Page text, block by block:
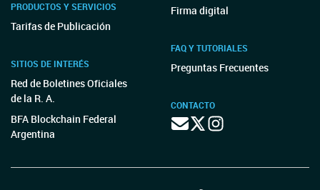
PRODUCTOS Y SERVICIOS
Tarifas de Publicación
SITIOS DE INTERÉS
Red de Boletines Oficiales
de la R. A.
BFA Blockchain Federal
Argentina
Firma digital
FAQ Y TUTORIALES
Preguntas Frecuentes
CONTACTO